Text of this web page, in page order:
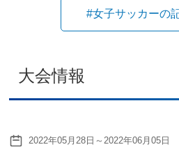
#女子サッカーの
大会情報
2022年05月28日～2022年06月05日